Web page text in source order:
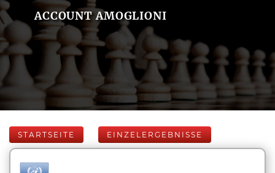
ACCOUNT AMOGLIONI
STARTSEITE EINZELERGEBNISSE